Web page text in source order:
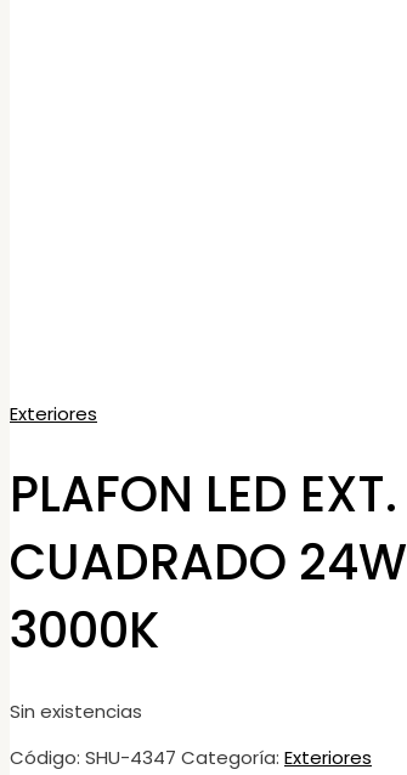
Exteriores
PLAFON LED EXT.
CUADRADO 24W
3000K
Sin existencias
Código: SHU-4347 Categoría: Exteriores